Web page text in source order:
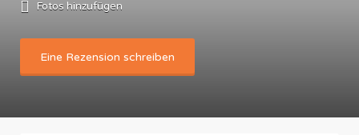
Fotos hinzufügen
Eine Rezension schreiben